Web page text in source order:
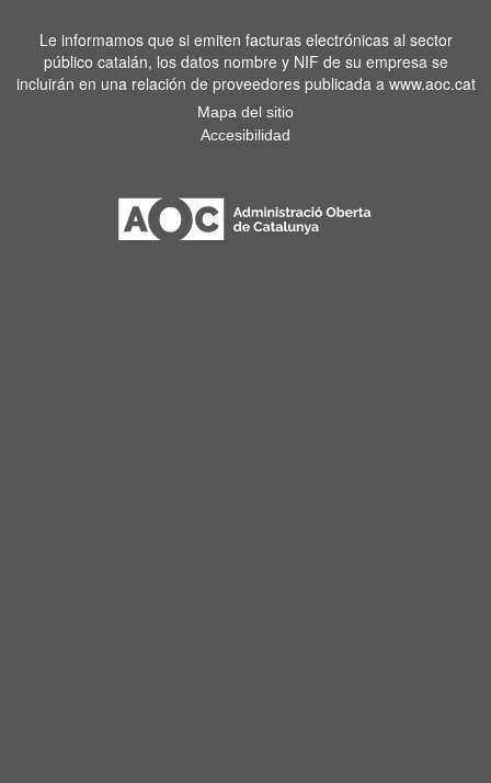
Le informamos que si emiten facturas electrónicas al sector
público catalán, los datos nombre y NIF de su empresa se
incluirán en una relación de proveedores publicada a www.aoc.cat
Mapa del sitio
Accesibilidad